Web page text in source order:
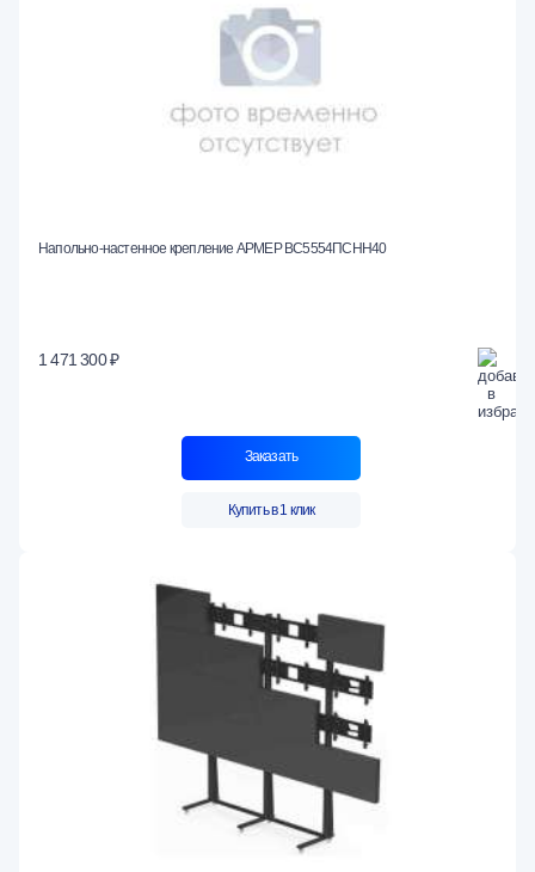
Напольно-настенное крепление АРМЕР ВС5554ПСНН40
1 471 300 ₽
Заказать
Купить в 1 клик